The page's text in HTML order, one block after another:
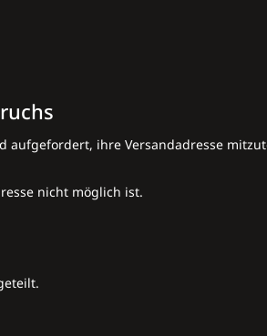
ihre Versandadresse
nicht möglich ist.